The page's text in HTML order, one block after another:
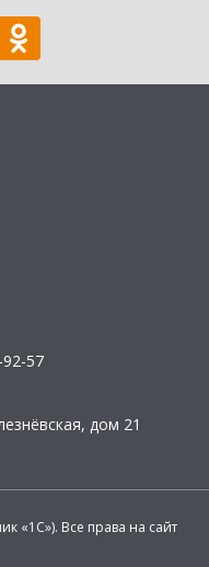
57
дом 21
«1С»). Все права на сайт